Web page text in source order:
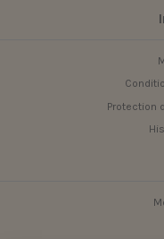
Protection